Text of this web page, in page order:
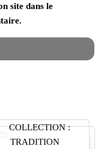
site dans le